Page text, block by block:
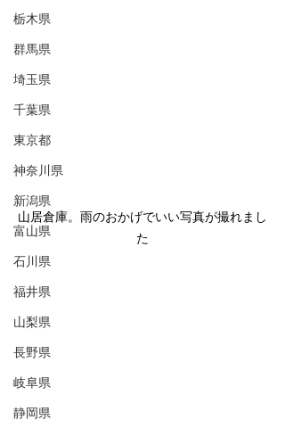
栃木県
群馬県
埼玉県
千葉県
東京都
神奈川県
新潟県
富山県
石川県
福井県
山梨県
長野県
岐阜県
静岡県
山居倉庫。雨のおかげでいい写真が撮れまし
た